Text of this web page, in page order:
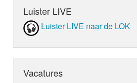
Luister LIVE
Luister LIVE naar de LOK
Vacatures